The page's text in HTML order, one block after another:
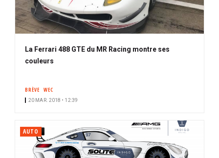
La Ferrari 488 GTE du MR Racing montre ses
couleurs
BRÈVE WEC
20 MAR. 2018 • 12:39
AUTO